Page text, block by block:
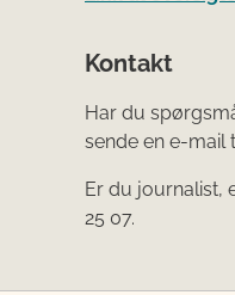
Kontakt
Har du
sende en e-mail
Er du journalist,
25 07.